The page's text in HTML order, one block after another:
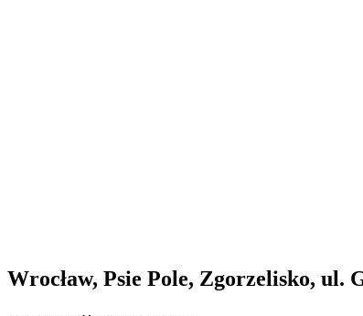
Wrocław, Psie Pole, Zgorzelisko, ul.